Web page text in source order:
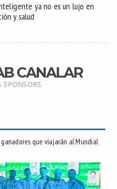
ya no es un lujo en
y salud
CANALAR
SPONSORS
que viajarán al Mundial